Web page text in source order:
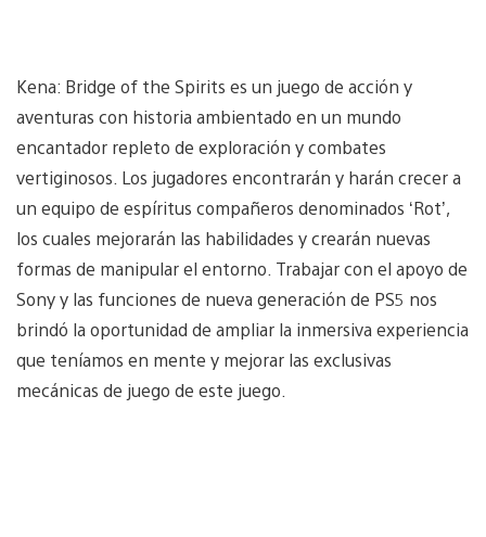
Kena: Bridge of the Spirits es un juego de acción y
aventuras con historia ambientado en un mundo
encantador repleto de exploración y combates
vertiginosos. Los jugadores encontrarán y harán crecer a
un equipo de espíritus compañeros denominados ‘Rot’,
los cuales mejorarán las habilidades y crearán nuevas
formas de manipular el entorno. Trabajar con el apoyo de
Sony y las funciones de nueva generación de PS5 nos
brindó la oportunidad de ampliar la inmersiva experiencia
que teníamos en mente y mejorar las exclusivas
mecánicas de juego de este juego.